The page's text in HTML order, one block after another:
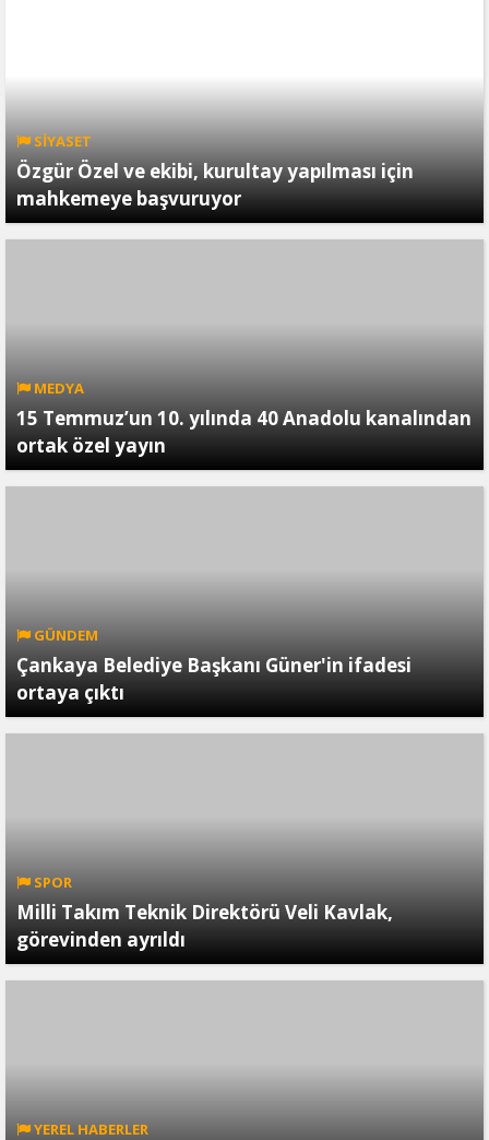
SİYASET
Özgür Özel ve ekibi, kurultay yapılması için
mahkemeye başvuruyor
MEDYA
15 Temmuz’un 10. yılında 40 Anadolu kanalından
ortak özel yayın
GÜNDEM
Çankaya Belediye Başkanı Güner'in ifadesi
ortaya çıktı
SPOR
Milli Takım Teknik Direktörü Veli Kavlak,
görevinden ayrıldı
YEREL HABERLER